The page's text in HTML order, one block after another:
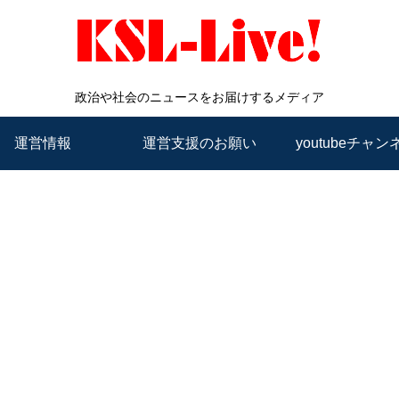
政治や社会のニュースをお届けするメディア
運営情報 運営支援のお願い youtubeチャン